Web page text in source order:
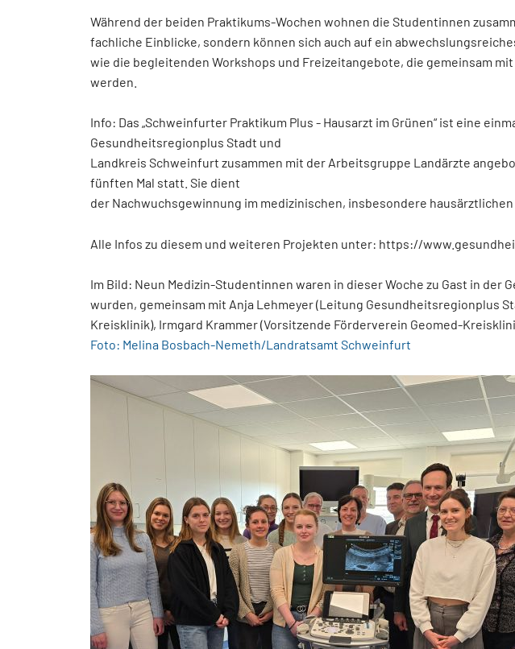
Während der beiden Praktikums-Wochen wohnen die Studentinnen
fachliche Einblicke, sondern können sich auch auf ein
wie die begleitenden Workshops und Freizeitangebote, die gemeinsam
werden.
Info: Das „Schweinfurter Praktikum Plus - Hausarzt im Grünen“ ist eine
Gesundheitsregionplus Stadt und
Landkreis Schweinfurt zusammen mit der Arbeitsgruppe Landärzte
fünften Mal statt. Sie dient
der Nachwuchsgewinnung im medizinischen, insbesondere hausärztlichen
Alle Infos zu diesem und weiteren Projekten unter: https://
Im Bild: Neun Medizin-Studentinnen waren in dieser Woche zu Gast in
wurden, gemeinsam mit Anja Lehmeyer (Leitung Gesundheitsregionplus
Kreisklinik), Irmgard Krammer (Vorsitzende Förderverein Geomed-
Foto: Melina Bosbach-Nemeth/Landratsamt Schweinfurt